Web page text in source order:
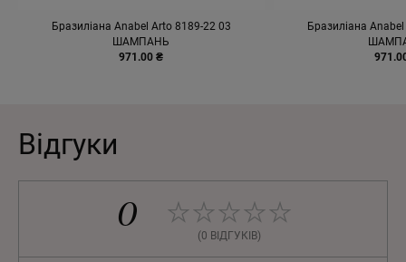
Бразиліана Anabel Arto 8189-22 03
ШАМПАНЬ
971.00 ₴
Бразиліана
Відгуки
0
(0 ВІДГУКІВ)